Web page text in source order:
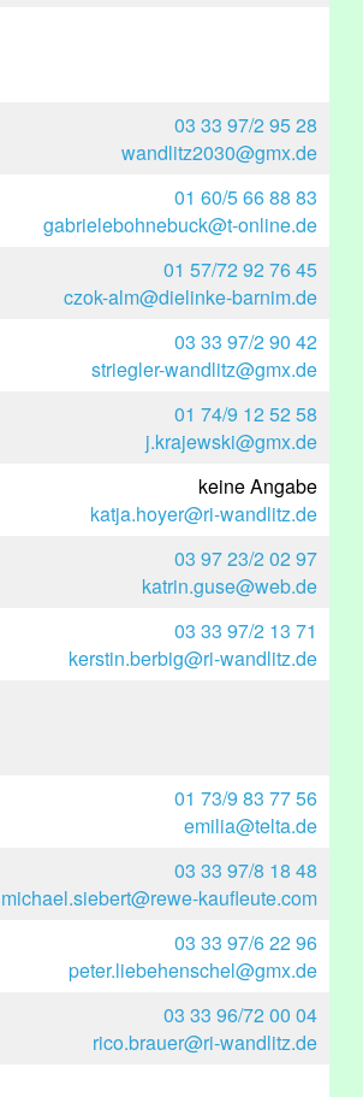
03 33 97/2 95 28
wandlitz2030@gmx.de
01 60/5 66 88 83
gabrielebohnebuck@t-online.de
01 57/72 92 76 45
czok-alm@dielinke-barnim.de
03 33 97/2 90 42
striegler-wandlitz@gmx.de
01 74/9 12 52 58
j.krajewski@gmx.de
keine Angabe
katja.hoyer@ri-wandlitz.de
03 97 23/2 02 97
katrin.guse@web.de
03 33 97/2 13 71
kerstin.berbig@ri-wandlitz.de
01 73/9 83 77 56
emilia@telta.de
03 33 97/8 18 48
michael.siebert@rewe-kaufleute.com
03 33 97/6 22 96
peter.liebehenschel@gmx.de
03 33 96/72 00 04
rico.brauer@ri-wandlitz.de